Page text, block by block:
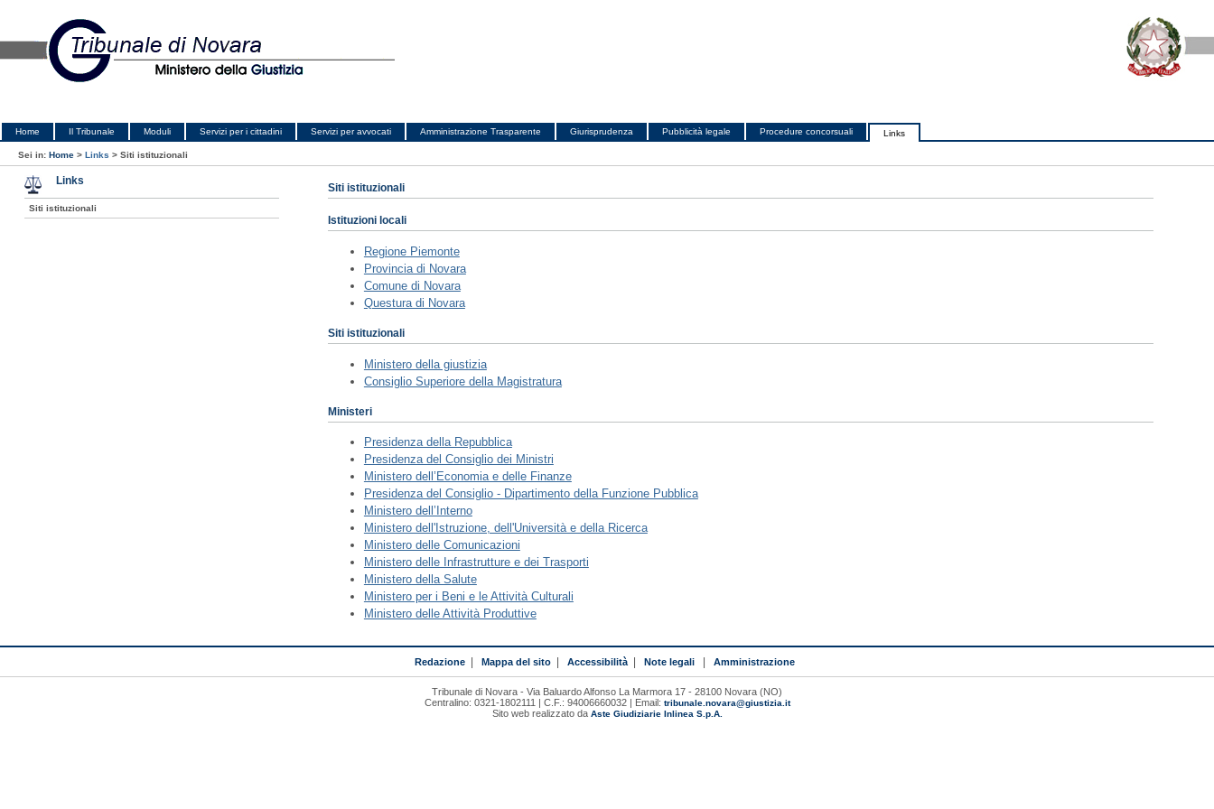
Home Il Tribunale Moduli Servizi per i cittadini Servizi per avvocati Amministrazione Trasparente Giurisprudenza Pubblicità legale Procedure concorsuali Links
Sei in: Home > Links > Siti istituzionali
Siti istituzionali
Istituzioni locali
Regione Piemonte
Provincia di Novara
Comune di Novara
Questura di Novara
Siti istituzionali
Ministero della giustizia
Consiglio Superiore della Magistratura
Ministeri
Presidenza della Repubblica
Presidenza del Consiglio dei Ministri
Ministero dell’Economia e delle Finanze
Presidenza del Consiglio - Dipartimento della Funzione Pubblica
Ministero dell’Interno
Ministero dell'Istruzione, dell'Università e della Ricerca
Ministero delle Comunicazioni
Ministero delle Infrastrutture e dei Trasporti
Ministero della Salute
Ministero per i Beni e le Attività Culturali
Ministero delle Attività Produttive
Links
Siti istituzionali
Redazione| Mappa del sito| Accessibilità| Note legali| Amministrazione
Tribunale di Novara - Via Baluardo Alfonso La Marmora 17 - 28100 Novara (NO)
Centralino: 0321-1802111 | C.F.: 94006660032 | Email: tribunale.novara@giustizia.it
Sito web realizzato da Aste Giudiziarie Inlinea S.p.A.